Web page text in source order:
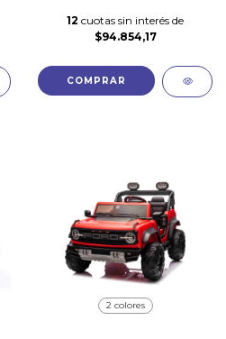
12 cuotas sin interés de
$94.854,17
COMPRAR
2 colores